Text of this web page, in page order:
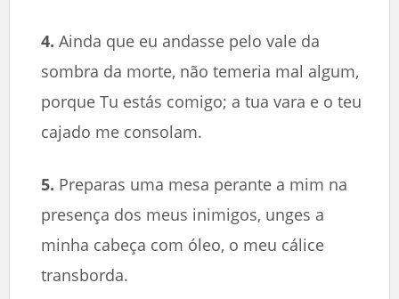
4. Ainda que eu andasse pelo vale da
sombra da morte, não temeria mal algum,
porque Tu estás comigo; a tua vara e o teu
cajado me consolam.
5. Preparas uma mesa perante a mim na
presença dos meus inimigos, unges a
minha cabeça com óleo, o meu cálice
transborda.